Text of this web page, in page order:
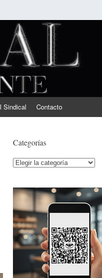
Sindical Contacto
Categorías
Categorías